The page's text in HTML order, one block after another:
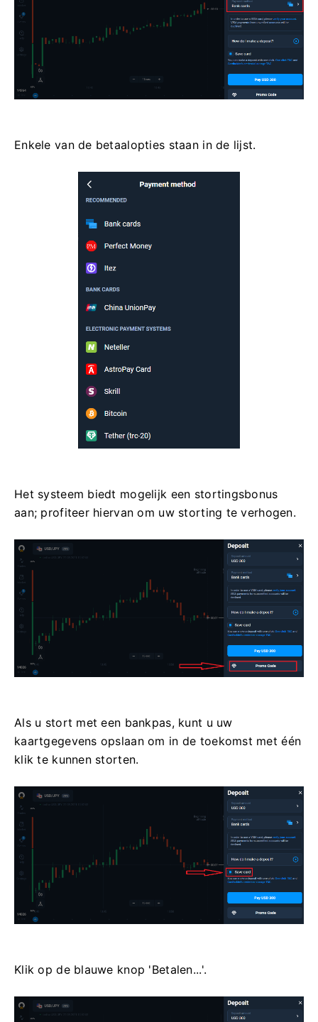
Enkele van de betaalopties staan ​​in de lijst.
Het systeem biedt mogelijk een stortingsbonus
aan; profiteer hiervan om uw storting te verhogen.
Als u stort met een bankpas, kunt u uw
kaartgegevens opslaan om in de toekomst met één
klik te kunnen storten.
Klik op de blauwe knop 'Betalen...'.